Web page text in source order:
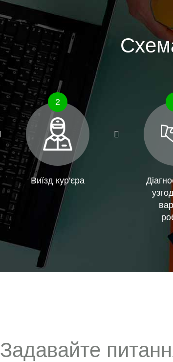
2
Виїзд кур'єра
Задавайте